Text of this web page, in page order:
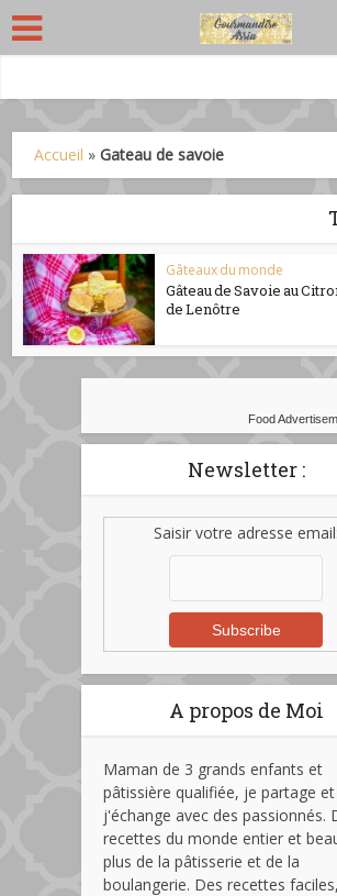
Accueil »Gateau de savoie
Gâteaux du monde
Gâteau de Savoie au
de Lenôtre
Food
Newsletter :
Saisir votre adresse email:
A propos de Moi
Maman de 3 grands enfants et
pâtissière qualifiée, je partage et
j'échange avec des passionnés.
recettes du monde entier et
plus de la pâtisserie et de la
boulangerie. Des recettes faciles,